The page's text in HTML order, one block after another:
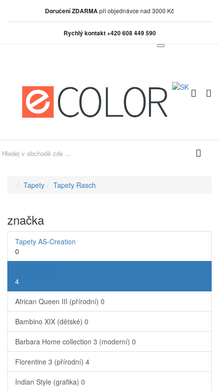
Doručení ZDARMApři objednávce nad 3000 Kč
Rychlý kontakt +420 608 449 590
Tapety Tapety Rasch
značka
Tapety AS-Creation
0
4
African Queen III (přírodní) 0
Bambino XIX (dětské) 0
Barbara Home collection 3 (moderní) 0
Florentine 3 (přírodní) 4
Indian Style (grafika) 0